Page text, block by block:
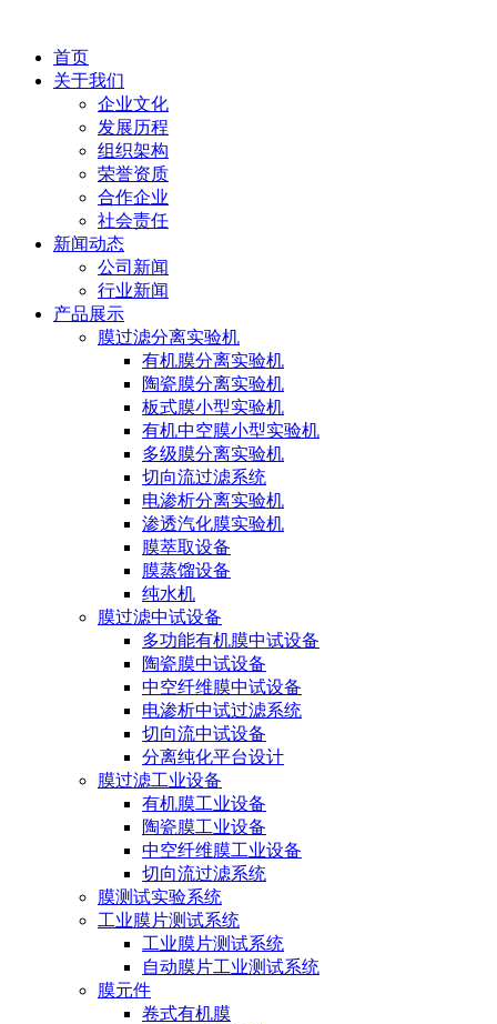
首页
关于我们
企业文化
发展历程
组织架构
荣誉资质
合作企业
社会责任
新闻动态
公司新闻
行业新闻
产品展示
膜过滤分离实验机
有机膜分离实验机
陶瓷膜分离实验机
板式膜小型实验机
有机中空膜小型实验机
多级膜分离实验机
切向流过滤系统
电渗析分离实验机
渗透汽化膜实验机
膜萃取设备
膜蒸馏设备
纯水机
膜过滤中试设备
多功能有机膜中试设备
陶瓷膜中试设备
中空纤维膜中试设备
电渗析中试过滤系统
切向流中试设备
分离纯化平台设计
膜过滤工业设备
有机膜工业设备
陶瓷膜工业设备
中空纤维膜工业设备
切向流过滤系统
膜测试实验系统
工业膜片测试系统
工业膜片测试系统
自动膜片工业测试系统
膜元件
卷式有机膜